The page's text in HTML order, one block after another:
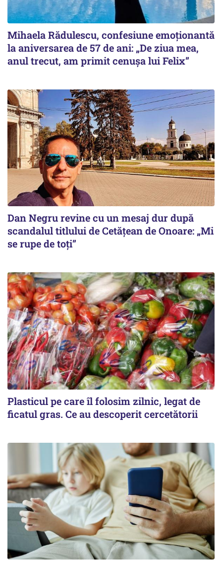
Mihaela Rădulescu, confesiune emoționantă
la aniversarea de 57 de ani: „De ziua mea,
anul trecut, am primit cenușa lui Felix”
Dan Negru revine cu un mesaj dur după
scandalul titlului de Cetățean de Onoare: „Mi
se rupe de toți”
Plasticul pe care îl folosim zilnic, legat de
ficatul gras. Ce au descoperit cercetătorii